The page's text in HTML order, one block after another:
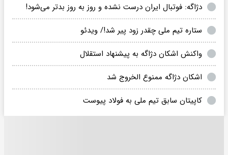
دژاگه: فوتبال ایران درست نشده و روز به روز بدتر می‌شود!
ستاره تیم ملی چقدر زود پیر شد!/ ویدئو
واکنش اشکان دژاگه به پیشنهاد استقلال
اشکان دژاگه ممنوع الخروج شد
کاپیتان سابق تیم ملی به فولاد پیوست